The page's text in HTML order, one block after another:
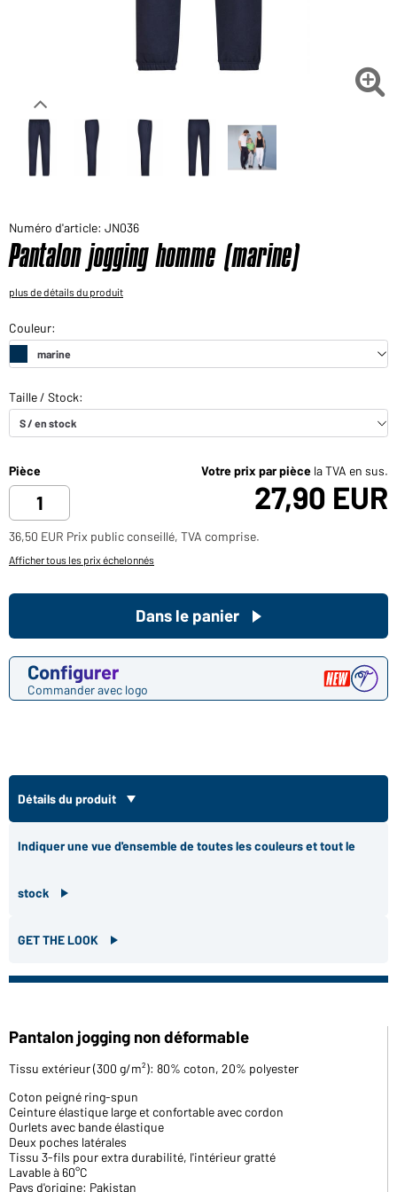
Voudriez-vous acheter des produits pour votre besoin
Chemin d'accès au shop des clients finaux 
Numéro d'article: JN036
Pantalon jogging homme (marine)
plus de détails du produit
Pièce Votre prix par pièce la TVA en sus.
27,90 EUR
36,50 EUR Prix public conseillé, TVA comprise.
Afficher tous les prix échelonnés
Configurer
Commander avec logo
Dans le panier
Détails du produit
Indiquer une vue d'ensemble de toutes les couleurs et tout le
stock
GET THE LOOK
Pantalon jogging non déformable
Tissu extérieur (300 g/m²): 80% coton, 20% polyester
Coton peigné ring-spun
Ceinture élastique large et confortable avec cordon
Ourlets avec bande élastique
Deux poches latérales
Tissu 3-fils pour extra durabilité, l'intérieur gratté
Lavable à 60°C
Pays d'origine: Pakistan